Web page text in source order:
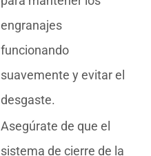
engranajes
funcionando
suavemente y evitar el
desgaste.
Asegúrate de que el
sistema de cierre de la